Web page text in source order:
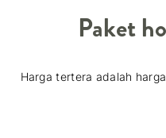
Paket
Harga tertera adalah